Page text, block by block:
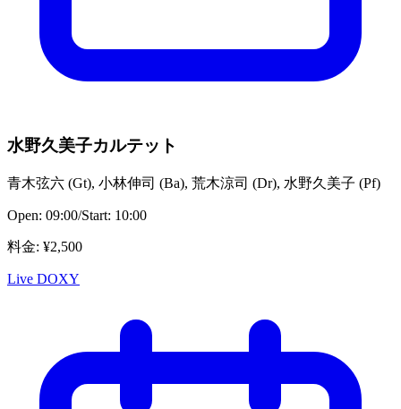
水野久美子カルテット
青木弦六 (Gt), 小林伸司 (Ba), 荒木涼司 (Dr), 水野久美子 (Pf)
Open: 09:00/Start: 10:00
料金: ¥2,500
Live DOXY